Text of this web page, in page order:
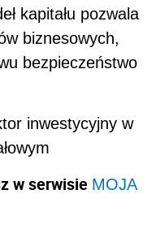
kapitału pozwala
biznesowych,
bezpieczeństwo
inwestycyjny w
w serwisie MOJA